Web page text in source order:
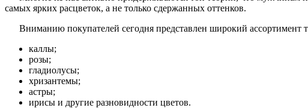
самых ярких расцветок, а не только сдержанных оттенков.
Вниманию покупателей сегодня представлен широкий
каллы;
розы;
гладиолусы;
хризантемы;
астры;
ирисы и другие разновидности цветов.